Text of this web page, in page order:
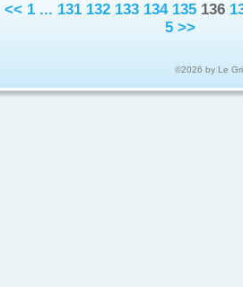
<< 1 ... 131 132 133 134 135 136
5 >>
©2026 by Le